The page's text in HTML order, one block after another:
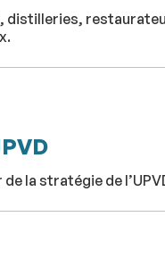
distilleries,
la stratégie de